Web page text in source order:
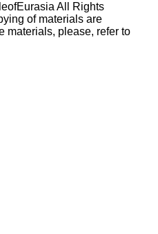
All Rights
of materials are
materials, please, refer to